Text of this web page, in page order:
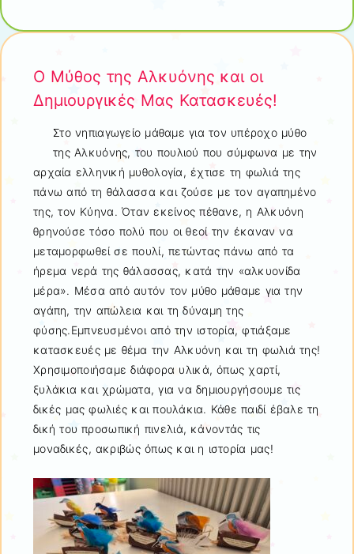
Ο Μύθος της Αλκυόνης και οι
Δημιουργικές Μας Κατασκευές!
Στο νηπιαγωγείο μάθαμε για τον υπέροχο μύθο
της Αλκυόνης, του πουλιού που σύμφωνα με την
αρχαία ελληνική μυθολογία, έχτισε τη φωλιά της
πάνω από τη θάλασσα και ζούσε με τον αγαπημένο
της, τον Κύηνα. Όταν εκείνος πέθανε, η Αλκυόνη
θρηνούσε τόσο πολύ που οι θεοί την έκαναν να
μεταμορφωθεί σε πουλί, πετώντας πάνω από τα
ήρεμα νερά της θάλασσας, κατά την «αλκυονίδα
μέρα». Μέσα από αυτόν τον μύθο μάθαμε για την
αγάπη, την απώλεια και τη δύναμη της
φύσης.Εμπνευσμένοι από την ιστορία, φτιάξαμε
κατασκευές με θέμα την Αλκυόνη και τη φωλιά της!
Χρησιμοποιήσαμε διάφορα υλικά, όπως χαρτί,
ξυλάκια και χρώματα, για να δημιουργήσουμε τις
δικές μας φωλιές και πουλάκια. Κάθε παιδί έβαλε τη
δική του προσωπική πινελιά, κάνοντάς τις
μοναδικές, ακριβώς όπως και η ιστορία μας!